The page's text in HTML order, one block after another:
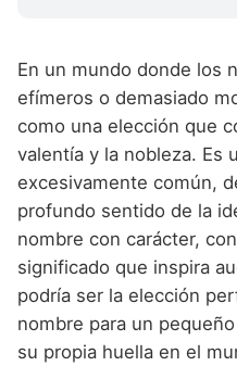
En un mundo donde los
efímeros o demasiado
como una elección que
valentía y la nobleza. Es
excesivamente común,
profundo sentido de la
nombre con carácter,
significado que inspira
podría ser la elección
nombre para un
su propia huella en el